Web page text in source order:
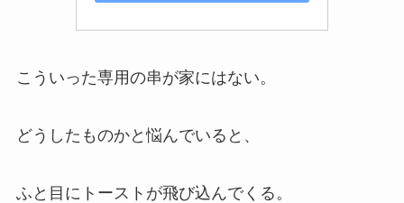
こういった専用の串が家にはない。
どうしたものかと悩んでいると、
ふと目にトーストが飛び込んでくる。